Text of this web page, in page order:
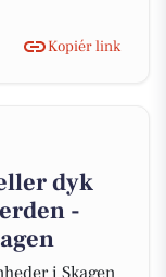
Kopiér link
dyk
-
i Skagen